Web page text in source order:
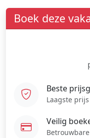
Boek deze
Beste
Laagste
Veilig